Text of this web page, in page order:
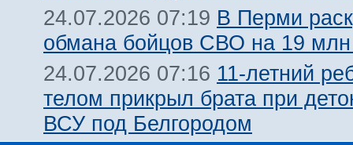
24.07.2026 07:19 В Перми
обмана бойцов СВО на 19 млн
24.07.2026 07:16 11-летний
телом прикрыл брата при
ВСУ под Белгородом